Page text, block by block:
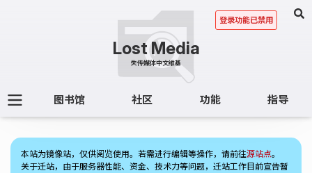
图书馆 社区 功能 指导
登录功能已禁用
本站为镜像站，仅供阅览使用。若需进行编辑等操作，请前往源站点。
关于迁站，由于服务器性能、资金、技术力等问题，迁站工作目前宣告暂